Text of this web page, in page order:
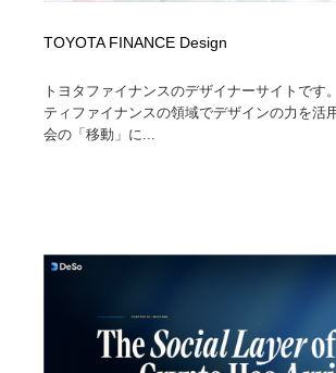
TOYOTA FINANCE Design
トヨタファイナンスのデザイナーサイトです
ティファイナンスの領域でデザインの力を活
会の「移動」に...